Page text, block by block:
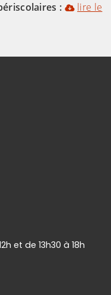
:
lire le
et de 13h30 à 18h